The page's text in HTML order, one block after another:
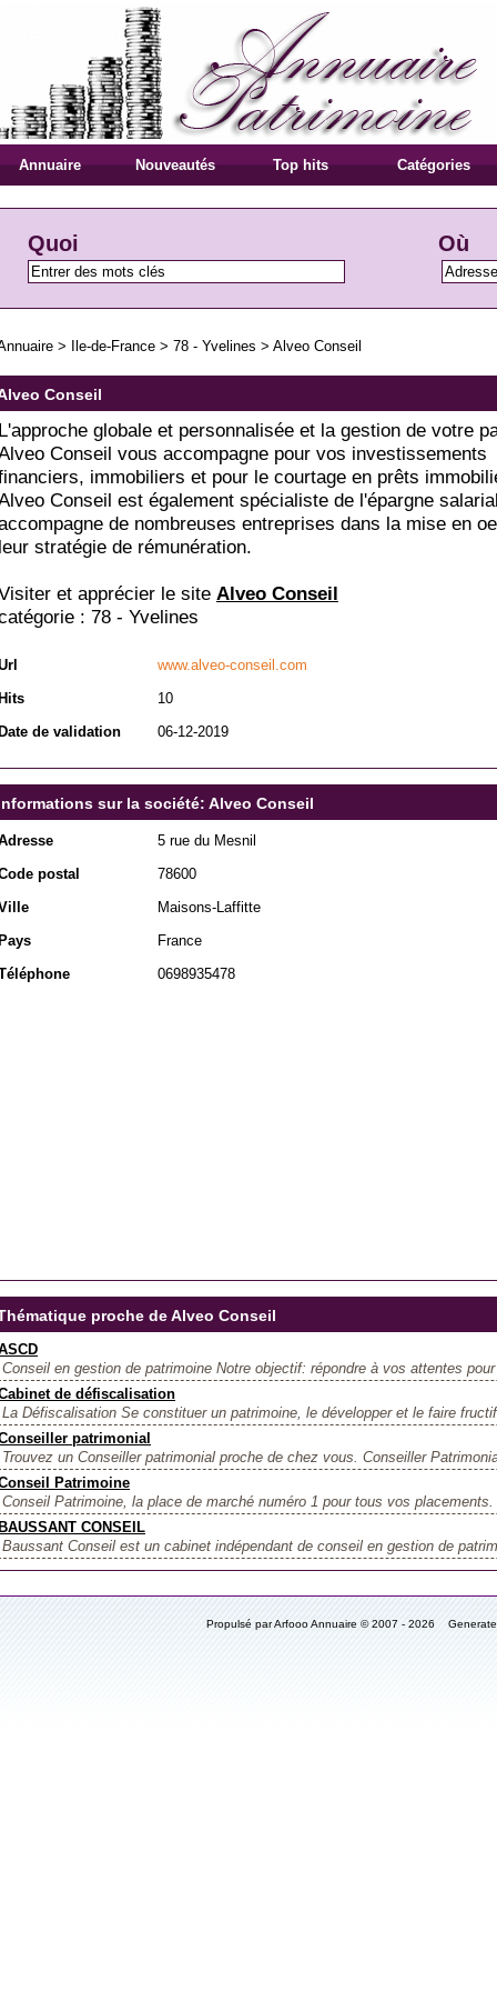
Annuaire Nouveautés Top hits Catégories
Quoi Où
> Ile-de-France > 78 - Yvelines > Alveo Conseil
Conseil
globale et personnalisée et la gestion de votre
Conseil vous accompagne pour vos investissements
immobiliers et pour le courtage en prêts
Conseil est également spécialiste de l'épargne
de nombreuses entreprises dans la mise en
stratégie de rémunération.
et apprécier le site Alveo Conseil
: 78 - Yvelines
www.alveo-conseil.com
10
de validation
06-12-2019
sur la société: Alveo Conseil
5 rue du Mesnil
postal
78600
Maisons-Laffitte
France
0698935478
proche de Alveo Conseil
Conseil en gestion de patrimoine Notre objectif: répondre à vos attentes
de défiscalisation
La Défiscalisation Se constituer un patrimoine, le développer et le faire
patrimonial
Trouvez un Conseiller patrimonial proche de chez vous. Conseiller
Patrimoine
Conseil Patrimoine, la place de marché numéro 1 pour tous vos
CONSEIL
Baussant Conseil est un cabinet indépendant de conseil en gestion de
Propulsé par Arfooo Annuaire © 2007 - 2026